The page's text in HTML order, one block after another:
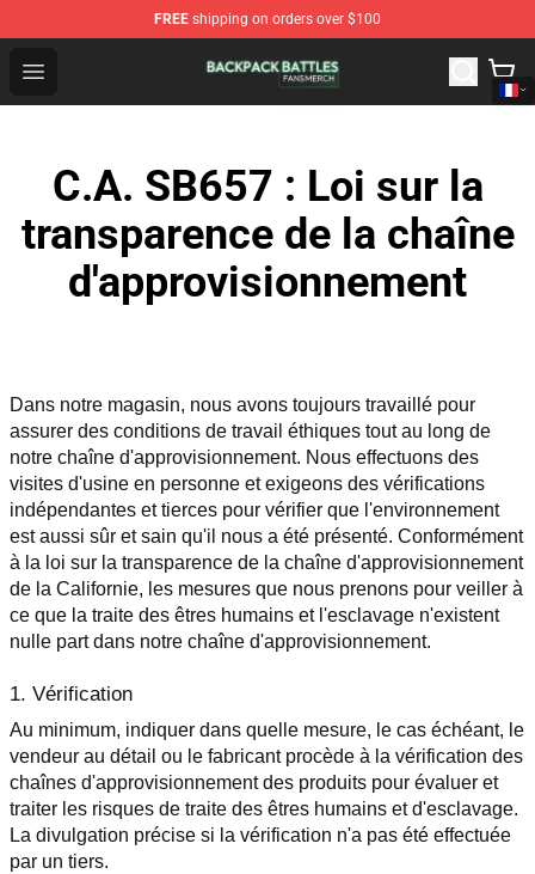
FREE shipping on orders over $100
Open menu
Backpack Battles Shop - Official Backpack Battles
C.A. SB657 : Loi sur la
transparence de la chaîne
d'approvisionnement
Dans notre magasin, nous avons toujours travaillé pour
assurer des conditions de travail éthiques tout au long de
notre chaîne d'approvisionnement. Nous effectuons des
visites d'usine en personne et exigeons des vérifications
indépendantes et tierces pour vérifier que l'environnement
est aussi sûr et sain qu'il nous a été présenté. Conformément
à la loi sur la transparence de la chaîne d'approvisionnement
de la Californie, les mesures que nous prenons pour veiller à
ce que la traite des êtres humains et l'esclavage n'existent
nulle part dans notre chaîne d'approvisionnement.
1. Vérification
Au minimum, indiquer dans quelle mesure, le cas échéant, le
vendeur au détail ou le fabricant procède à la vérification des
chaînes d'approvisionnement des produits pour évaluer et
traiter les risques de traite des êtres humains et d'esclavage.
La divulgation précise si la vérification n'a pas été effectuée
par un tiers.